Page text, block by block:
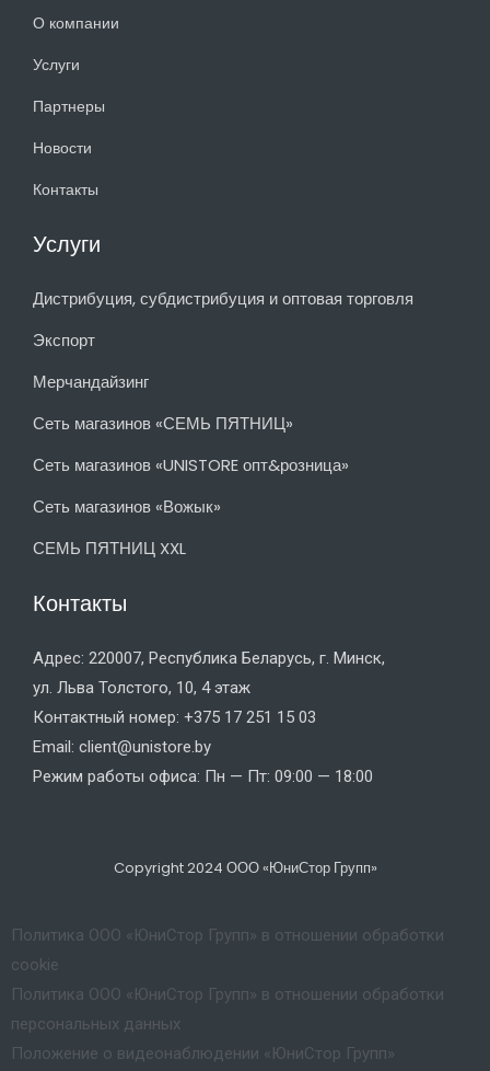
О компании
Услуги
Партнеры
Новости
Контакты
Услуги
Дистрибуция, субдистрибуция и оптовая торговля
Экспорт
Мерчандайзинг
Сеть магазинов «СЕМЬ ПЯТНИЦ»
Сеть магазинов «UNISTORE опт&розница»
Сеть магазинов «Вожык»
СЕМЬ ПЯТНИЦ XXL
Контакты
Адрес: 220007, Республика Беларусь, г. Минск,
ул. Льва Толстого, 10, 4 этаж
Контактный номер: +375 17 251 15 03
Email: client@unistore.by
Режим работы офиса: Пн — Пт: 09:00 — 18:00
Copyright 2024 ООО «ЮниСтор Групп»
Политика ООО «ЮниСтор Групп» в отношении обработки
cookie
Политика ООО «ЮниСтор Групп» в отношении обработки
персональных данных
Положение о видеонаблюдении «ЮниСтор Групп»